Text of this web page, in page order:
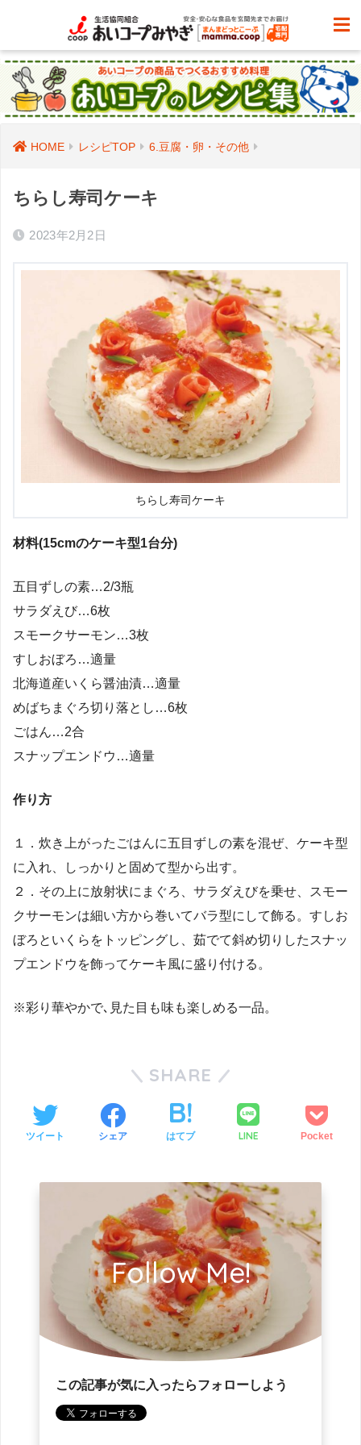
HOME レシピTOP 6.豆腐・卵・その他
ちらし寿司ケーキ
2023年2月2日
ちらし寿司ケーキ
材料(15cmのケーキ型1台分)
五目ずしの素…2/3瓶
サラダえび…6枚
スモークサーモン…3枚
すしおぼろ…適量
北海道産いくら醤油漬…適量
めばちまぐろ切り落とし…6枚
ごはん…2合
スナップエンドウ…適量
作り方
１．炊き上がったごはんに五目ずしの素を混ぜ、ケーキ型
に入れ、しっかりと固めて型から出す。
２．その上に放射状にまぐろ、サラダえびを乗せ、スモー
クサーモンは細い方から巻いてバラ型にして飾る。すしお
ぼろといくらをトッピングし、茹でて斜め切りしたスナッ
プエンドウを飾ってケーキ風に盛り付ける。
※彩り華やかで､見た目も味も楽しめる一品。
SHARE
ツイート シェア はてブ LINE Pocket
Follow Me!
この記事が気に入ったらフォローしよう